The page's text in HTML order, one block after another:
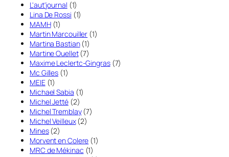
L'aut'journal (1)
Lina De Rossi (1)
MAMH(1)
Martin Marcouiller (1)
Martina Bastian(1)
Martine Ouellet(7)
Maxime Leclertc-Gingras(7)
Mc Gilles (1)
MEIE(1)
Michael Sabia (1)
Michel Jetté(2)
Michel Tremblay(7)
Michel Veilleux(2)
Mines(2)
Morvent en Colere (1)
MRC de Mékinac (1)